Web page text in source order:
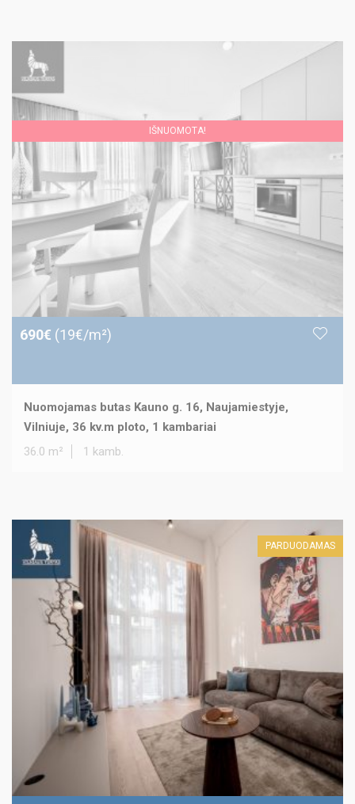
IŠNUOMOTA!
690€ (19€/m²)
Nuomojamas butas Kauno g. 16, Naujamiestyje,
Vilniuje, 36 kv.m ploto, 1 kambariai
36.0 m²
1 kamb.
PARDUODAMAS